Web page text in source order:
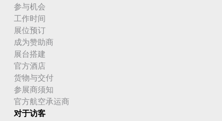
参与机会
工作时间
展位预订
成为赞助商
展台搭建
官方酒店
货物与交付
参展商须知
官方航空承运商
对于访客